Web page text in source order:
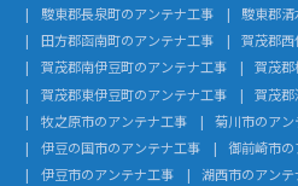
駿東郡長泉町のアンテナ工事
駿東郡
田方郡函南町のアンテナ工事
賀茂郡
賀茂郡南伊豆町のアンテナ工事
賀茂
賀茂郡東伊豆町のアンテナ工事
賀茂
牧之原市のアンテナ工事
菊川市のア
伊豆の国市のアンテナ工事
御前崎市
伊豆市のアンテナ工事
湖西市のアン